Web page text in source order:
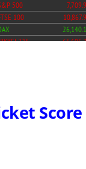
Score